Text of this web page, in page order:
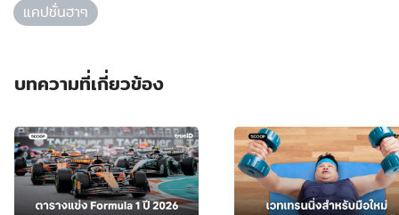
แคปชั่นฮาๆ
บทความที่เกี่ยวข้อง